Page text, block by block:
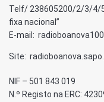
Telf/ 238605200/2/3/4/
fixa nacional”
E-mail:
Site:
NIF – 501 843 019
N.º Registo na ERC: